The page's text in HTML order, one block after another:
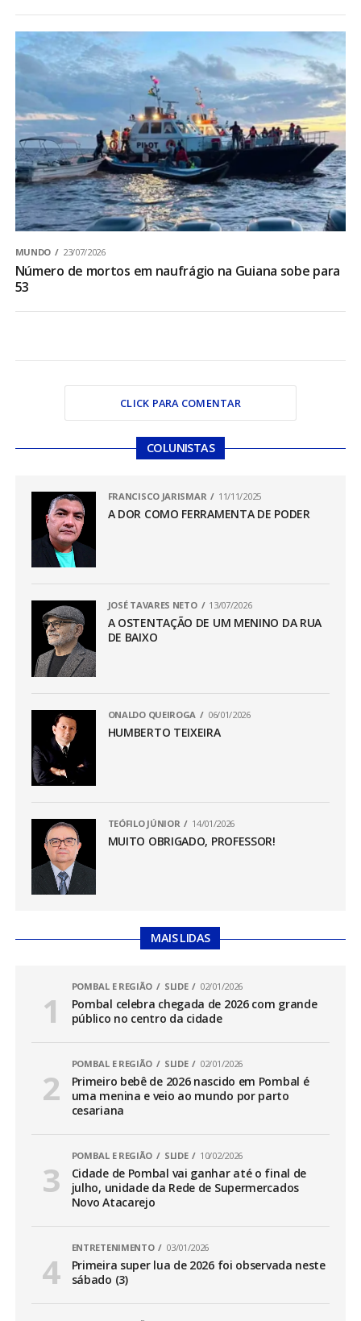
MUNDO 23/07/2026
Número de mortos em naufrágio na Guiana sobe para
53
CLICK PARA COMENTAR
COLUNISTAS
FRANCISCO JARISMAR 11/11/2025
A DOR COMO FERRAMENTA DE PODER
JOSÉ TAVARES NETO 13/07/2026
A OSTENTAÇÃO DE UM MENINO DA RUA
DE BAIXO
ONALDO QUEIROGA 06/01/2026
HUMBERTO TEIXEIRA
TEÓFILO JÚNIOR 14/01/2026
MUITO OBRIGADO, PROFESSOR!
MAIS LIDAS
POMBAL E REGIÃO SLIDE 02/01/2026
Pombal celebra chegada de 2026 com grande
público no centro da cidade
POMBAL E REGIÃO SLIDE 02/01/2026
Primeiro bebê de 2026 nascido em Pombal é
uma menina e veio ao mundo por parto
cesariana
POMBAL E REGIÃO SLIDE 10/02/2026
Cidade de Pombal vai ganhar até o final de
julho, unidade da Rede de Supermercados
Novo Atacarejo
ENTRETENIMENTO 03/01/2026
Primeira super lua de 2026 foi observada neste
sábado (3)